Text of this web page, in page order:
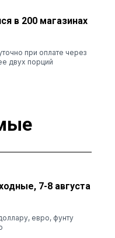
в 200 магазинах
при оплате через
двух порций
7-8 августа
евро, фунту